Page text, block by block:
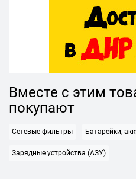
Вместе с этим
покупают
Сетевые фильтры Батарейки,
Зарядные устройства (АЗУ)